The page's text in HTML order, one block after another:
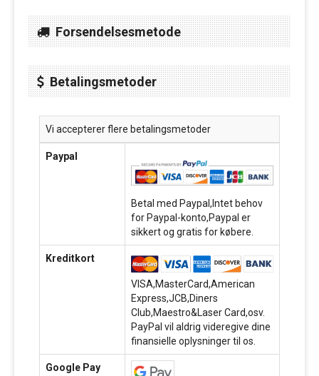
Forsendelsesmetode
Betalingsmetoder
Vi accepterer flere betalingsmetoder
Paypal
Betal med Paypal,Intet behov
for Paypal-konto,Paypal er
sikkert og gratis for købere.
Kreditkort
VISA,MasterCard,American
Express,JCB,Diners
Club,Maestro&Laser Card,osv.
PayPal vil aldrig videregive dine
finansielle oplysninger til os.
Google Pay